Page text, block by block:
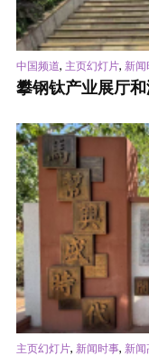
中国频道, 主页幻灯片, 新
攀钢钛产业展厅
主页幻灯片, 新闻时事, 新